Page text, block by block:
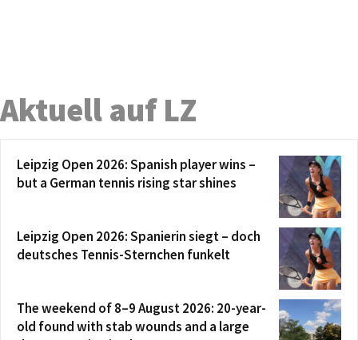
Aktuell auf LZ
Leipzig Open 2026: Spanish player wins –
but a German tennis rising star shines
Leipzig Open 2026: Spanierin siegt – doch
deutsches Tennis-Sternchen funkelt
The weekend of 8–9 August 2026: 20-year-
old found with stab wounds and a large